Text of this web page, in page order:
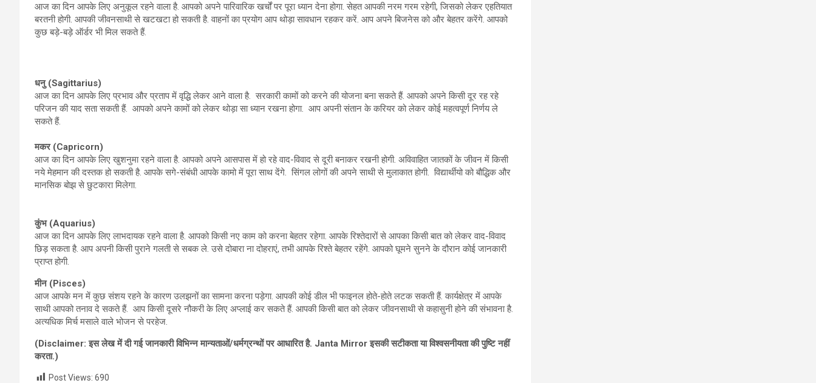
आज का दिन आपके लिए अनुकूल रहने वाला है. आपको अपने पारिवारिक खर्चों पर पूरा ध्यान देना होगा. सेहत आपकी नरम गरम रहेगी, जिसको लेकर एहतियात
बरतनी होगी. आपकी जीवनसाथी से खटखटा हो सकती है. वाहनों का प्रयोग आप थोड़ा सावधान रहकर करें. आप अपने बिजनेस को और बेहतर करेंगे. आपको
कुछ बड़े-बड़े ऑर्डर भी मिल सकते हैं.
धनु (Sagittarius)
आज का दिन आपके लिए प्रभाव और प्रताप में वृद्धि लेकर आने वाला है. सरकारी कामों को करने की योजना बना सकते हैं. आपको अपने किसी दूर रह रहे
परिजन की याद सता सकती हैं. आपको अपने कामों को लेकर थोड़ा सा ध्यान रखना होगा. आप अपनी संतान के करियर को लेकर कोई महत्वपूर्ण निर्णय ले
सकते हैं.
मकर (Capricorn)
आज का दिन आपके लिए खुशनुमा रहने वाला है. आपको अपने आसपास में हो रहे वाद-विवाद से दूरी बनाकर रखनी होगी. अविवाहित जातकों के जीवन में किसी
नये मेहमान की दस्तक हो सकती है. आपके सगे-संबंधी आपके कामो में पूरा साथ देंगे. सिंगल लोगों की अपने साथी से मुलाकात होगी. विद्यार्थीयो को बौद्धिक और
मानसिक बोझ से छुटकारा मिलेगा.
कुंभ (Aquarius)
आज का दिन आपके लिए लाभदायक रहने वाला है. आपको किसी नए काम को करना बेहतर रहेगा. आपके रिश्तेदारों से आपका किसी बात को लेकर वाद-विवाद
छिड़ सकता है. आप अपनी किसी पुराने गलती से सबक ले. उसे दोबारा ना दोहराएं, तभी आपके रिश्ते बेहतर रहेंगे. आपको घूमने सुनने के दौरान कोई जानकारी
प्राप्त होगी.
मीन (Pisces)
आज आपके मन में कुछ संशय रहने के कारण उलझनों का सामना करना पड़ेगा. आपकी कोई डील भी फाइनल होते-होते लटक सकती हैं. कार्यक्षेत्र में आपके
साथी आपको तनाव दे सकते हैं. आप किसी दूसरे नौकरी के लिए अप्लाई कर सकते हैं. आपकी किसी बात को लेकर जीवनसाथी से कहासुनी होने की संभावना है.
अत्यधिक मिर्च मसाले वाले भोजन से परहेज.
(Disclaimer:इस लेख में दी गई जानकारी विभिन्‍न मान्‍यताओं/धर्मग्रन्‍थों पर आधारित है. Janta Mirrorइसकी सटीकता या विश्‍वसनीयता की पुष्टि नहीं
करता.)
Post Views: 690